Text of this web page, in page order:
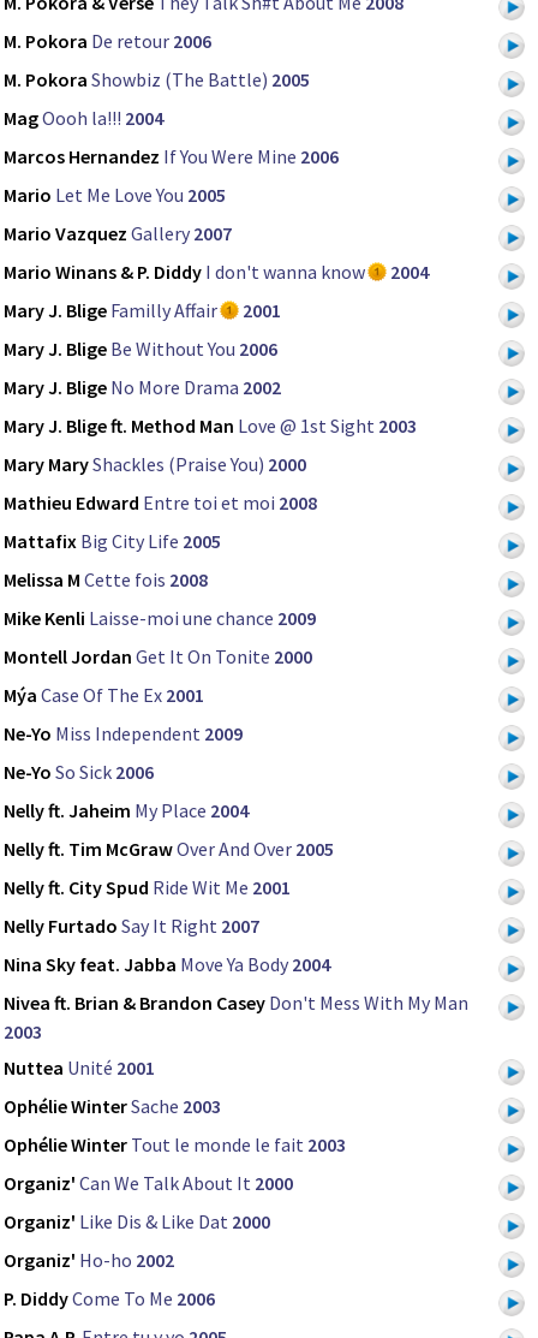
M. Pokora De retour 2006
M. Pokora Showbiz (The Battle) 2005
MagOooh la!!! 2004
Marcos Hernandez If You Were Mine 2006
Mario Let Me Love You 2005
Mario Vazquez Gallery 2007
Mario Winans & P. Diddy I don't wanna know
2004
Mary J. Blige Familly Affair
2001
Mary J. Blige Be Without You 2006
Mary J. Blige No More Drama 2002
Mary J. Blige ft. Method Man Love @ 1st Sight 2003
Mary MaryShackles (Praise You) 2000
Mathieu Edward Entre toi et moi 2008
Mattafix Big City Life 2005
Melissa M Cette fois 2008
Mike Kenli Laisse-moi une chance 2009
Montell Jordan Get It On Tonite 2000
Mýa Case Of The Ex 2001
Ne-Yo Miss Independent 2009
Ne-Yo So Sick 2006
Nelly ft. Jaheim My Place 2004
Nelly ft. Tim McGrawOver And Over 2005
Nelly ft. City Spud Ride Wit Me 2001
Nelly Furtado Say It Right 2007
Nina Sky feat. Jabba Move Ya Body 2004
Nivea ft. Brian & Brandon Casey Don't Mess With My Man
2003
Nuttea Unité 2001
Ophélie WinterSache 2003
Ophélie Winter Tout le monde le fait 2003
Organiz' Can We Talk About It 2000
Organiz' Like Dis & Like Dat 2000
Organiz' Ho-ho 2002
P. DiddyCome To Me 2006